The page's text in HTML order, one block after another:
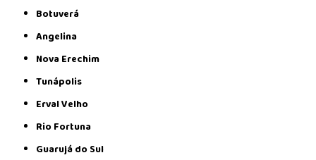
Botuverá
Angelina
Nova Erechim
Tunápolis
Erval Velho
Rio Fortuna
Guarujá do Sul